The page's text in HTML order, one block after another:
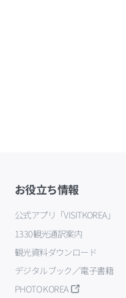
お役立ち情報
公式アプリ「VISITKOREA」
1330観光通訳案内
観光資料ダウンロード
デジタルブック／電子書籍
PHOTO KOREA